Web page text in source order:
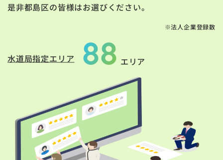
是非都島区の皆様はお選びください。
※法人企業登録数
水道局指定エリア 88 エリア